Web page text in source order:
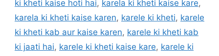
ki kheti kaise hoti hai, karela ki kheti kaise kare,
karela ki kheti kaise karen, karele ki kheti, karele
ki kheti kab aur kaise karen, karele ki kheti kab
ki jaati hai, karele ki kheti kaise kare, karele ki